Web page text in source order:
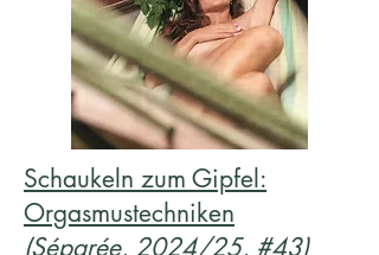
Schaukeln zum Gipfel:
Orgasmustechniken
(Séparée, 2024/25, #43)